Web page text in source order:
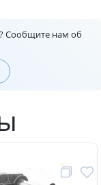
Сообщите нам об